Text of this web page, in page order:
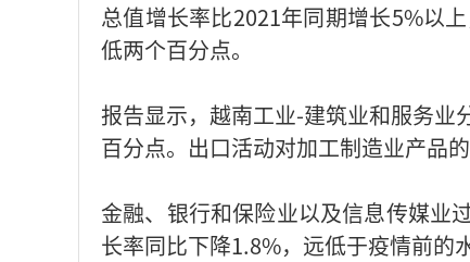
总值增长率比2021年同期增长5%以
低两个百分点。
报告显示，越南工业-建筑业和服务业
百分点。出口活动对加工制造业产品
金融、银行和保险业以及信息传媒业
长率同比下降1.8%，远低于疫情前的